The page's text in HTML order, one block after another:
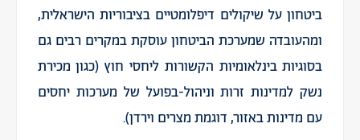
ביטחון על שיקולים דיפלומטיים בציבוריות הישראלית,
ומהעובדה שמערכת הביטחון עוסקת במקרים רבים גם
בסוגיות בינלאומיות הקשורות ליחסי חוץ (כגון מכירת
נשק למדינות זרות וניהול-בפועל של מערכות יחסים
עם מדינות באזור, דוגמת מצרים וירדן).